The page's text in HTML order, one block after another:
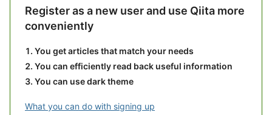
Register as a new user and use Qiita more
conveniently
You get articles that match your needs
You can efficiently read back useful information
You can use dark theme
What you can do with signing up